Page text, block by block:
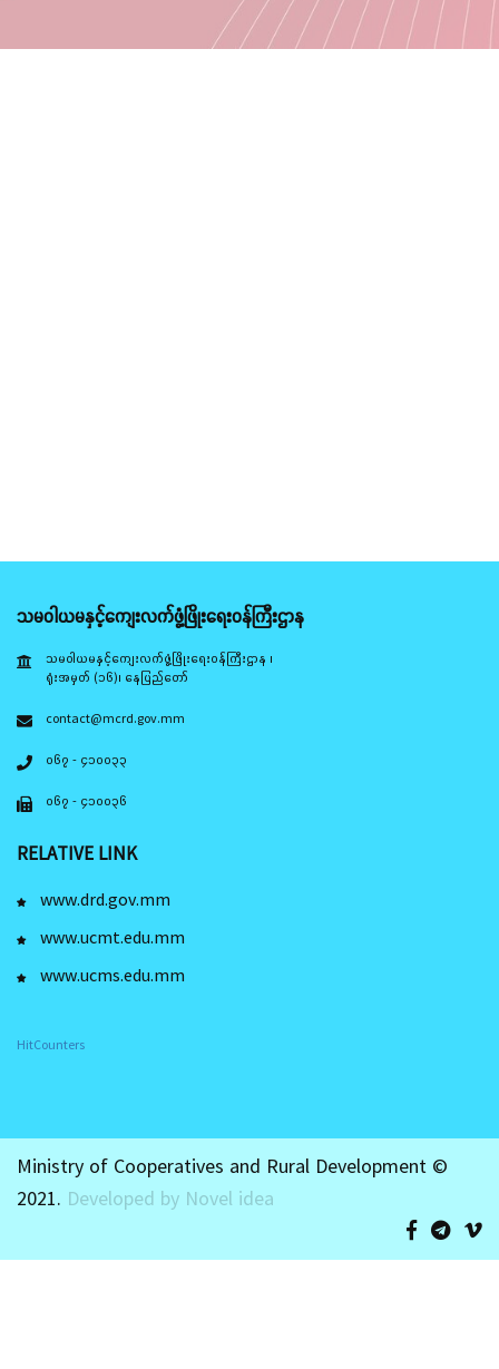
သမဝါယမနှင့်ကျေးလက်ဖွံ့ဖြိုးရေးဝန်ကြီးဌာန
သမဝါယမနှင့်ကျေးလက်ဖွံ့ဖြိုးရေးဝန်ကြီးဌာန ၊
ရုံးအမှတ် (၁၆)၊ နေပြည်တော်
contact@mcrd.gov.mm
၀၆၇ - ၄၁၀၀၃၃
၀၆၇ - ၄၁၀၀၃၆
RELATIVE LINK
www.drd.gov.mm
www.ucmt.edu.mm
www.ucms.edu.mm
HitCounters
Ministry of Cooperatives and Rural Development ©
2021. Developed by Novel idea